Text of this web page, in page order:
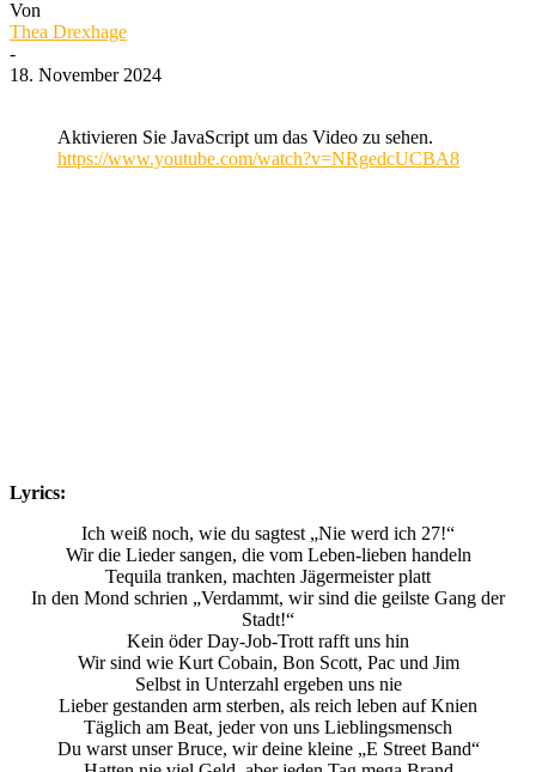
Von
Thea Drexhage
-
18. November 2024
Aktivieren Sie JavaScript um das Video zu sehen.
https://www.youtube.com/watch?v=NRgedcUCBA8
Lyrics:
Ich weiß noch, wie du sagtest „Nie werd ich 27!“
Wir die Lieder sangen, die vom Leben-lieben handeln
Tequila tranken, machten Jägermeister platt
In den Mond schrien „Verdammt, wir sind die geilste Gang der
Stadt!“
Kein öder Day-Job-Trott rafft uns hin
Wir sind wie Kurt Cobain, Bon Scott, Pac und Jim
Selbst in Unterzahl ergeben uns nie
Lieber gestanden arm sterben, als reich leben auf Knien
Täglich am Beat, jeder von uns Lieblingsmensch
Du warst unser Bruce, wir deine kleine „E Street Band“